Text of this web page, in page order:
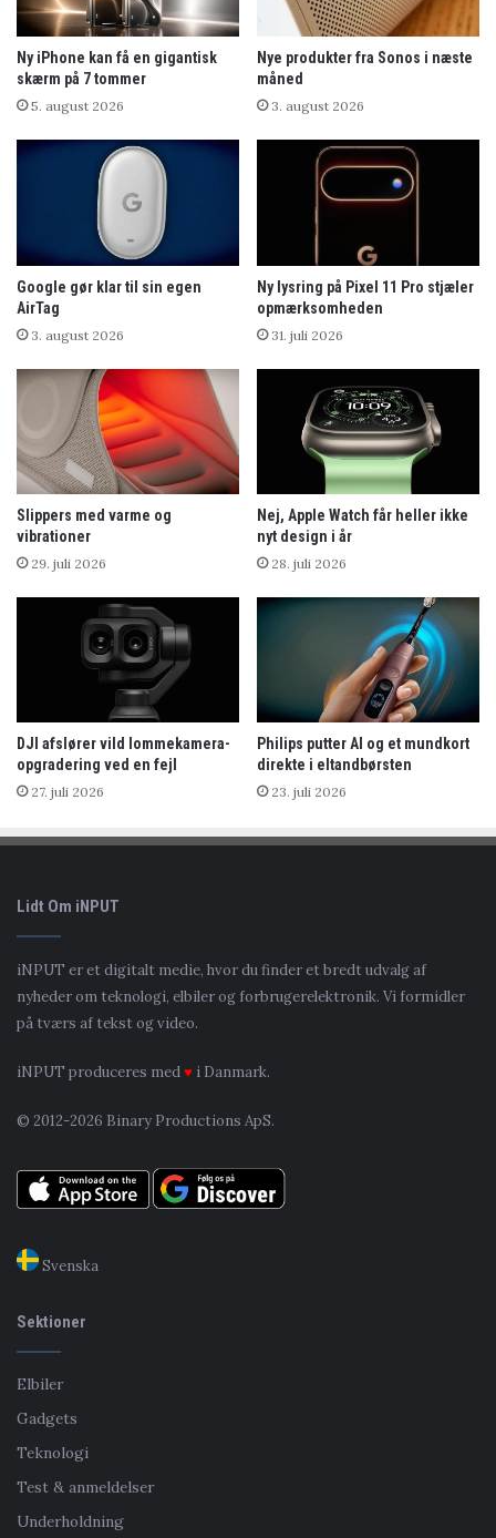
Ny iPhone kan få en gigantisk
skærm på 7 tommer
5. august 2026
Nye produkter fra Sonos i næste
måned
3. august 2026
Google gør klar til sin egen
AirTag
3. august 2026
Ny lysring på Pixel 11 Pro stjæler
opmærksomheden
31. juli 2026
Slippers med varme og
vibrationer
29. juli 2026
Nej, Apple Watch får heller ikke
nyt design i år
28. juli 2026
DJI afslører vild lommekamera-
opgradering ved en fejl
27. juli 2026
Philips putter AI og et mundkort
direkte i eltandbørsten
23. juli 2026
Lidt Om iNPUT
iNPUT er et digitalt medie, hvor du finder et bredt udvalg af
nyheder om teknologi, elbiler og forbrugerelektronik. Vi formidler
på tværs af tekst og video.
iNPUT produceres med♥ i Danmark.
© 2012-2026 Binary Productions ApS.
Svenska
Sektioner
Elbiler
Gadgets
Teknologi
Test & anmeldelser
Underholdning